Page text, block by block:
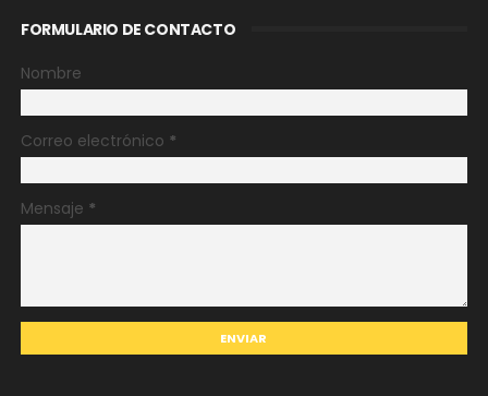
FORMULARIO DE CONTACTO
Nombre
Correo electrónico *
Mensaje *